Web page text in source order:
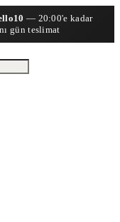
— 20:00'e kadar
gün teslimat